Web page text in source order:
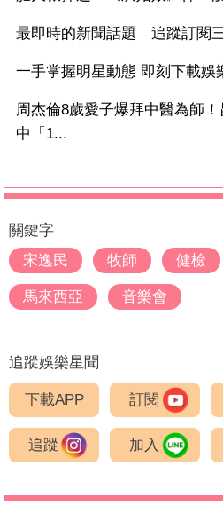
最即時的新聞話題 追蹤訂閱
一手掌握明星動態 即刻下載娛
周杰倫8歲愛子爆拜中醫為師
中「1...
關鍵字
宋逸民
牧師 健檢
馬來西亞 音樂會
追蹤娛樂星聞
下載APP 訂閱
追蹤 加入